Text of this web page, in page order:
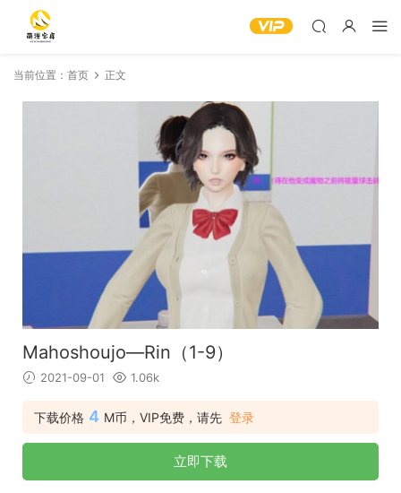
当前位置： 首页 正文
Mahoshoujo—Rin（1-9）
2021-09-01 1.06k
下载价格 4 M币，VIP免费，请先 登录
立即下载